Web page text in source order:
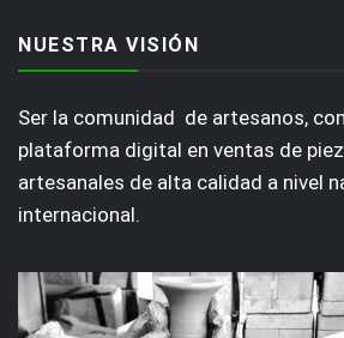
NUESTRA VISIÓN
Ser la comunidad de artesanos,
plataforma digital en ventas de
artesanales de alta calidad a nivel
internacional.